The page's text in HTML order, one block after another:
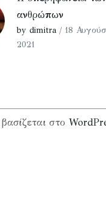
ανθρώπων
by dimitra / 18
2021
στο